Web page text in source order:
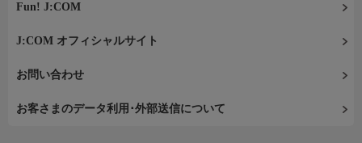
Fun! J:COM
J:COM オフィシャルサイト
お問い合わせ
お客さまのデータ利用･外部送信について